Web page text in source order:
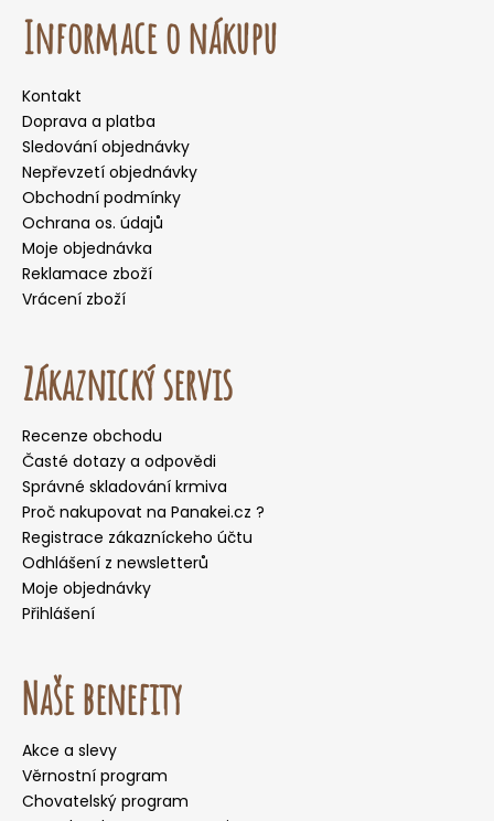
Informace o nákupu
Kontakt
Doprava a platba
Sledování objednávky
Nepřevzetí objednávky
Obchodní podmínky
Ochrana os. údajů
Moje objednávka
Reklamace zboží
Vrácení zboží
Zákaznický servis
Recenze obchodu
Časté dotazy a odpovědi
Správné skladování krmiva
Proč nakupovat na Panakei.cz ?
Registrace zákazníckeho účtu
Odhlášení z newsletterů
Moje objednávky
Přihlášení
Naše benefity
Akce a slevy
Věrnostní program
Chovatelský program